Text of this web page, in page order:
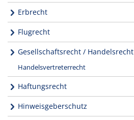
Erbrecht
Flugrecht
Gesellschaftsrecht / Handelsrecht
Handelsvertreterrecht
Haftungsrecht
Hinweisgeberschutz